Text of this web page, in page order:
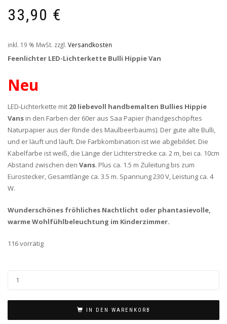
33,90 €
inkl. 19 % MwSt. zzgl. Versandkosten
Feenlichter LED-Lichterkette Bulli Hippie Van
Neu
LED-Lichterkette mit 20 liebevoll handbemalten Bullies Hippie
Vans in den Farben der 60er aus Saa Papier (handgeschöpftes
Naturpapier aus der Rinde des Maulbeerbaums). Der gute alte Bulli,
und er läuft und läuft. Die Farbkombination ist wie abgebildet. Die
Kabelfarbe ist weiß, die Länge der Lichterstrecke ca. 2 m, bei ca. 10cm
Abstand zwischen den Vans. Plus ca. 1.5 m Zuleitung bis zum
Eurostecker, Gesamtlänge ca. 3.5 m. Spannung 230 V, Leistung ca. 4
W.
Wunderschönes fröhliches Nachtlicht oder phantasievolle,
warme Wohlfühlbeleuchtung im Kinderzimmer.
116 vorrätig
IN DEN WARENKORB